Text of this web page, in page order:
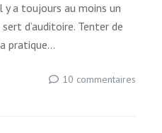
y a tou­jours au moins un
d’au­di­toire. Tenter de
pratique…
10 commentairessur